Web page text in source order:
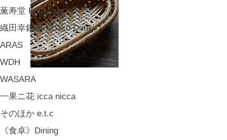
薫寿堂 Kunjyudo
織田幸銅器 Odako Douki
ARAS
WDH
WASARA
一果ニ花 icca nicca
そのほか e.t.c
《食卓》Dining